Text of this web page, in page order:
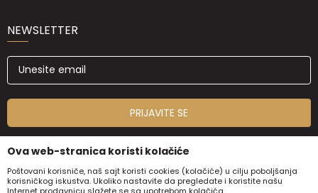
NEWSLETTER
PRIJAVITE SE
Ova web-stranica koristi kolačiće
Poštovani korisniče, naš sajt koristi cookies (kolačiće) u cilju poboljšanja
korisničkog iskustva. Ukoliko nastavite da pregledate i koristite našu